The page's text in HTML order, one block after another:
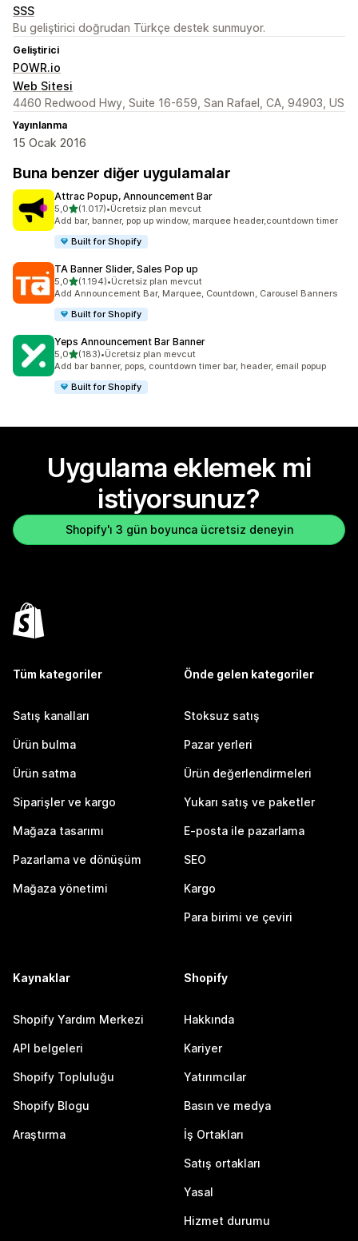
SSS
Bu geliştirici doğrudan Türkçe destek sunmuyor.
Geliştirici
POWR.io
Web Sitesi
4460 Redwood Hwy, Suite 16-659, San Rafael, CA, 94903, US
Yayınlanma
15 Ocak 2016
Buna benzer diğer uygulamalar
Attrac Popup, Announcement Bar
5,05 yıldız üzerinden
(1.017)
toplam 1017 değerlendirme
•Ücretsiz plan mevcut
Add bar, banner, pop up window, marquee header,countdown timer
Built for Shopify
TA Banner Slider, Sales Pop up
5,05 yıldız üzerinden
(1.194)
toplam 1194 değerlendirme
•Ücretsiz plan mevcut
Add Announcement Bar, Marquee, Countdown, Carousel Banners
Built for Shopify
Yeps Announcement Bar Banner
5,05 yıldız üzerinden
(183)
toplam 183 değerlendirme
•Ücretsiz plan mevcut
Add bar banner, pops, countdown timer bar, header, email popup
Built for Shopify
Uygulama eklemek mi
istiyorsunuz?
Shopify'ı 3 gün boyunca ücretsiz deneyin
Tüm kategoriler
Satış kanalları
Ürün bulma
Ürün satma
Siparişler ve kargo
Mağaza tasarımı
Pazarlama ve dönüşüm
Mağaza yönetimi
Önde gelen kategoriler
Stoksuz satış
Pazar yerleri
Ürün değerlendirmeleri
Yukarı satış ve paketler
E-posta ile pazarlama
SEO
Kargo
Para birimi ve çeviri
Kaynaklar
Shopify Yardım Merkezi
API belgeleri
Shopify Topluluğu
Shopify Blogu
Araştırma
Shopify
Hakkında
Kariyer
Yatırımcılar
Basın ve medya
İş Ortakları
Satış ortakları
Yasal
Hizmet durumu